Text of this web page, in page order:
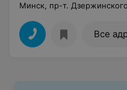
Минск, пр-т.
Все